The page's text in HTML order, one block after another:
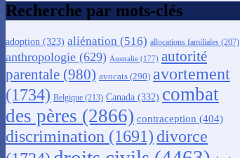
Recherche par mots-clés
adoption (323) aliénation (516) allocations familiales (207)
anthropologie (629) Australie (177) autorité
parentale (980) avocats (290) avortement
(1734) Belgique (213) Canada (332) combat
des pères (2866) contraception (404)
discrimination (1691) divorce